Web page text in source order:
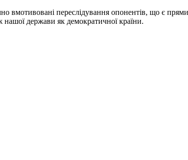
вмотивовані переслідування опонентів, що є
держави як демократичної країни.